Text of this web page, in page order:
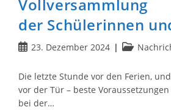
Vollversammlung
der Schülerinnen
Beitrag
23. Dezember 2024
Beitrags-
Die letzte Stunde vor den Ferien,
vor der Tür – beste
bei der…